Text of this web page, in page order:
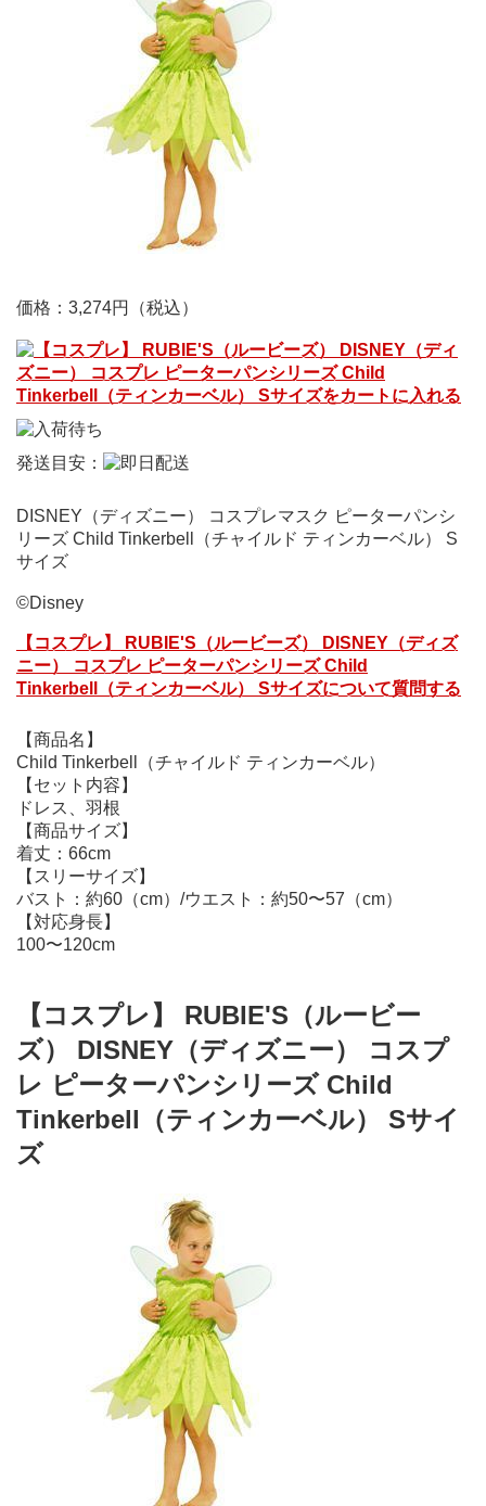
価格：3,274円 （税込）
発送目安：
DISNEY（ディズニー） コスプレマスク ピーターパンシ
リーズ Child Tinkerbell（チャイルド ティンカーベル） S
サイズ
©Disney
【コスプレ】 RUBIE'S（ルービーズ） DISNEY（ディズ
ニー） コスプレ ピーターパンシリーズ Child
Tinkerbell（ティンカーベル） Sサイズについて質問する
【商品名】
Child Tinkerbell（チャイルド ティンカーベル）
【セット内容】
ドレス、羽根
【商品サイズ】
着丈：66cm
【スリーサイズ】
バスト：約60（cm）/ウエスト：約50〜57（cm）
【対応身長】
100〜120cm
【コスプレ】 RUBIE'S（ルービー
ズ） DISNEY（ディズニー） コスプ
レ ピーターパンシリーズ Child
Tinkerbell（ティンカーベル） Sサイ
ズ